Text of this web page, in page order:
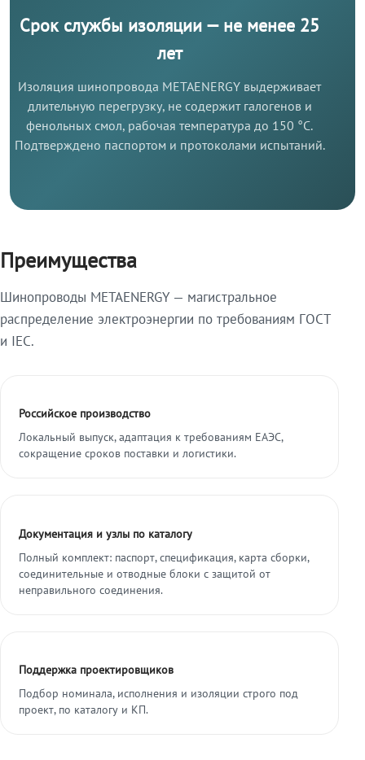
Срок службы изоляции — не менее 25
лет
Изоляция шинопровода METAENERGY выдерживает
длительную перегрузку, не содержит галогенов и
фенольных смол, рабочая температура до 150 °C.
Подтверждено паспортом и протоколами испытаний.
Преимущества
Шинопроводы METAENERGY — магистральное
распределение электроэнергии по требованиям ГОСТ
и IEC.
Российское производство
Локальный выпуск, адаптация к требованиям ЕАЭС,
сокращение сроков поставки и логистики.
Документация и узлы по каталогу
Полный комплект: паспорт, спецификация, карта сборки,
соединительные и отводные блоки с защитой от
неправильного соединения.
Поддержка проектировщиков
Подбор номинала, исполнения и изоляции строго под
проект, по каталогу и КП.